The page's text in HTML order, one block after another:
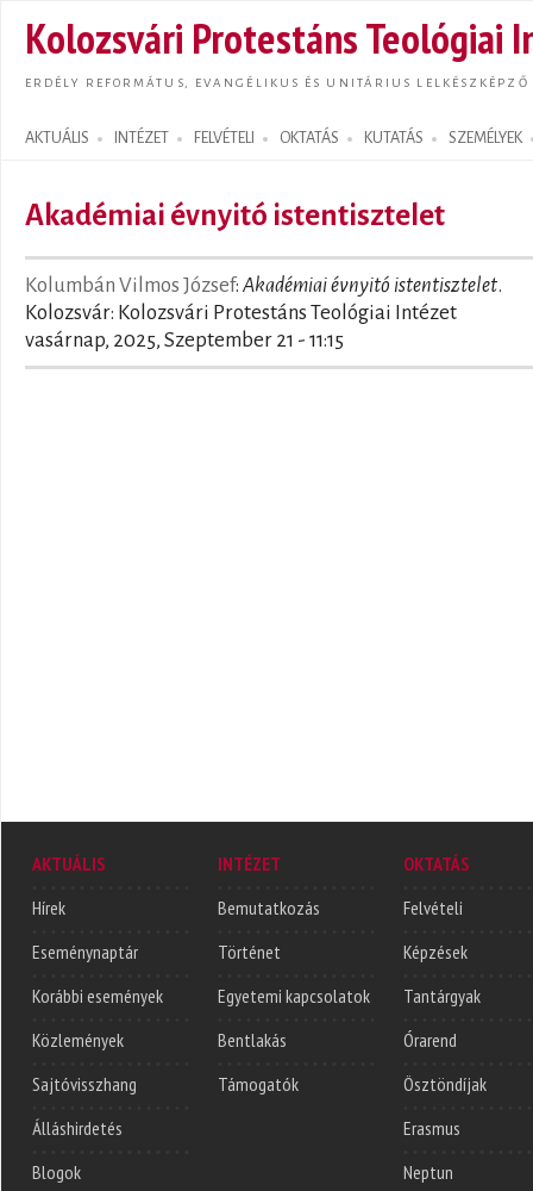
Kolozsvári Protestáns Teológiai
ERDÉLY REFORMÁTUS, EVANGÉLIKUS ÉS UNITÁRIUS LELKÉSZKÉPZŐ
AKTUÁLIS INTÉZET FELVÉTELI OKTATÁS KUTATÁS SZEMÉLYEK
Search form
Akadémiai évnyitó istentisztelet
Kolumbán Vilmos József: Akadémiai évnyitó istentisztelet.
Kolozsvár: Kolozsvári Protestáns Teológiai Intézet
vasárnap, 2025, Szeptember 21 - 11:15
AKTUÁLIS
Hírek
Eseménynaptár
Korábbi események
Közlemények
Sajtóvisszhang
Álláshirdetés
Blogok
INTÉZET
Bemutatkozás
Történet
Egyetemi kapcsolatok
Bentlakás
Támogatók
OKTATÁS
Felvételi
Képzések
Tantárgyak
Órarend
Ösztöndíjak
Erasmus
Neptun